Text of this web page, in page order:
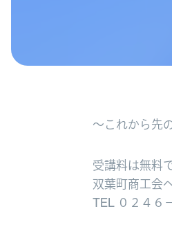
～これから先
受講料は無料で
双葉町商工会
TEL ０２４６